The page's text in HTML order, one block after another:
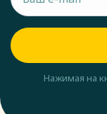
Нажимая на